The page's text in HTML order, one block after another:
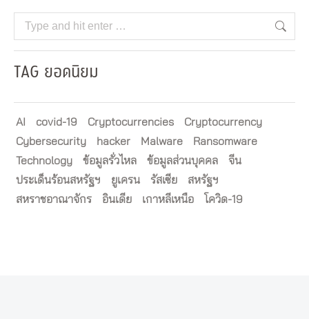
Search:
TAG ยอดนิยม
AI covid-19 Cryptocurrencies
Cryptocurrency
Cybersecurity
hacker Malware
Ransomware
Technology
ข้อมูลรั่วไหล ข้อมูลส่วนบุคคล
จีน
ประเด็นร้อนสหรัฐฯ
ยูเครน รัสเซีย
สหรัฐฯ
สหราชอาณาจักร
อินเดีย เกาหลีเหนือ โควิด-19